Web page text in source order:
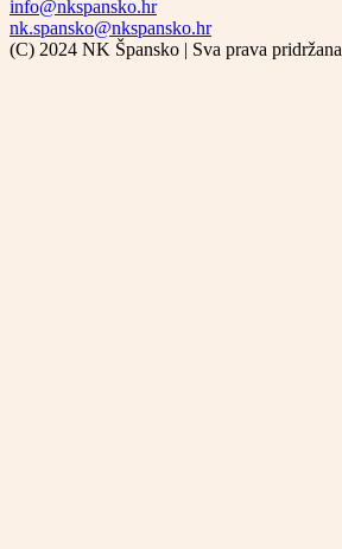
info@nkspansko.hr
nk.spansko@nkspansko.hr
(C) 2024 NK Špansko | Sva prava pridržana